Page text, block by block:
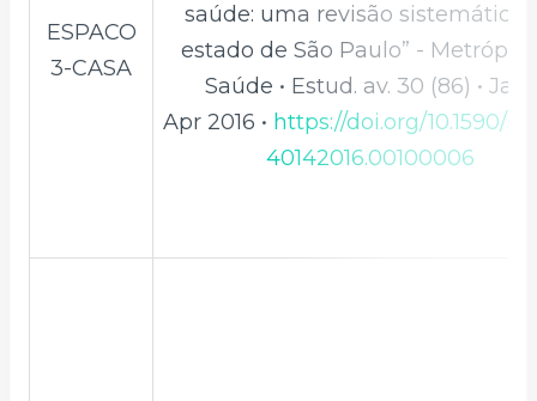
ESPACO
3-CASA
saúde: uma revisão sistemática
estado de São Paulo” -
Saúde • Estud. av. 30 (86) • Jan-
Apr 2016 • https://doi.org/10.1590/
40142016.00100006